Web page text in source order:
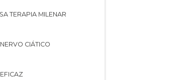
TERAPIA MILENAR
CIÁTICO